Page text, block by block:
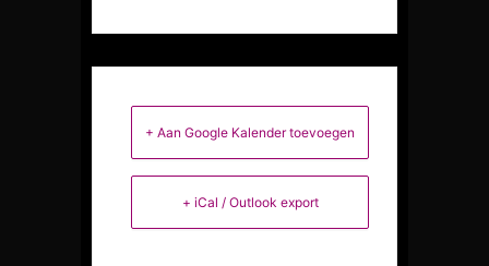
+ Aan Google Kalender toevoegen
+ iCal / Outlook export